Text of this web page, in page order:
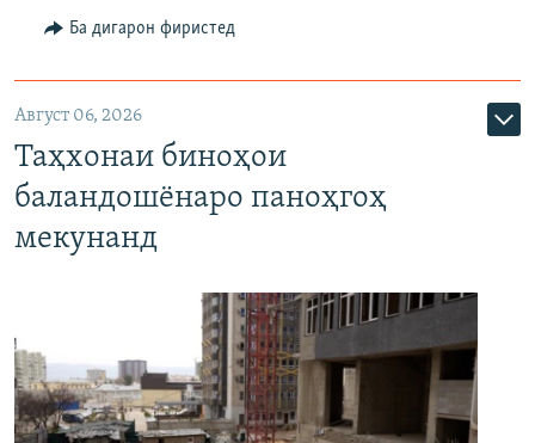
Ба дигарон фиристед
Август 06, 2026
Таҳхонаи биноҳои
баландошёнаро паноҳгоҳ
мекунанд